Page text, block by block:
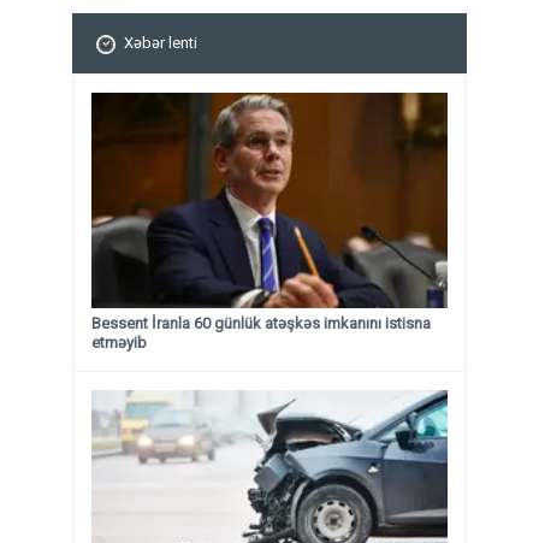
Xəbər lenti
Bessent İranla 60 günlük atəşkəs imkanını istisna
etməyib